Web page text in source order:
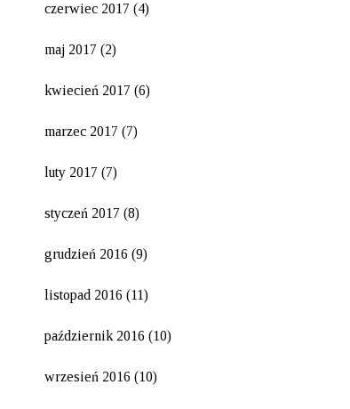
czerwiec 2017 (4)
maj 2017 (2)
kwiecień 2017 (6)
marzec 2017 (7)
luty 2017 (7)
styczeń 2017 (8)
grudzień 2016 (9)
listopad 2016 (11)
październik 2016 (10)
wrzesień 2016 (10)